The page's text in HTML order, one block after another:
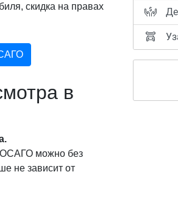
скидка на правах
в
ОСАГО можно без
не зависит от